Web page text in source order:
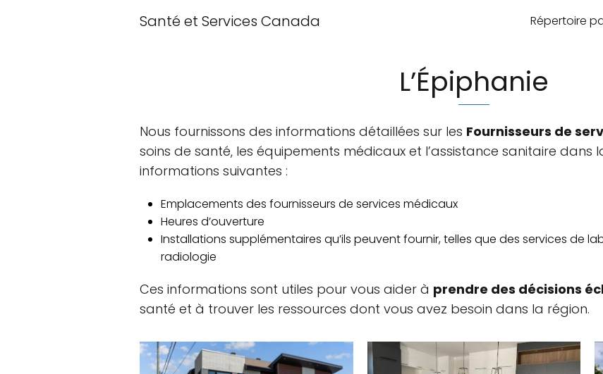
Santé et Services Canada Répertoire
L’Épiphanie
Nous fournissons des informations détaillées sur les Fournisseurs de
soins de santé, les équipements médicaux et l’assistance sanitaire dans
informations suivantes :
Emplacements des fournisseurs de services médicaux
Heures d’ouverture
Installations supplémentaires qu’ils peuvent fournir, telles que des services de
radiologie
Ces informations sont utiles pour vous aider à prendre des décisions
santé et à trouver les ressources dont vous avez besoin dans la région.